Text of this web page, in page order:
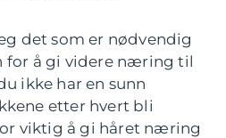
det som er nødvendig
for å gi videre næring til
ikke har en sunn
etter hvert bli
viktig å gi håret næring